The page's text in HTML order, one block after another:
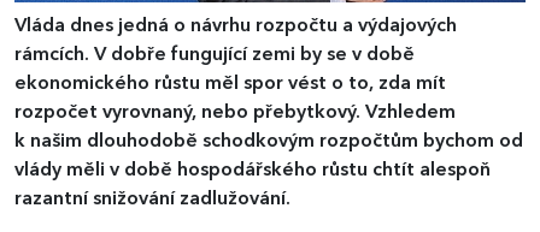
Vláda dnes jedná o návrhu rozpočtu a výdajových
rámcích. V dobře fungující zemi by se v době
ekonomického růstu měl spor vést o to, zda mít
rozpočet vyrovnaný, nebo přebytkový. Vzhledem
k našim dlouhodobě schodkovým rozpočtům bychom od
vlády měli v době hospodářského růstu chtít alespoň
razantní snižování zadlužování.